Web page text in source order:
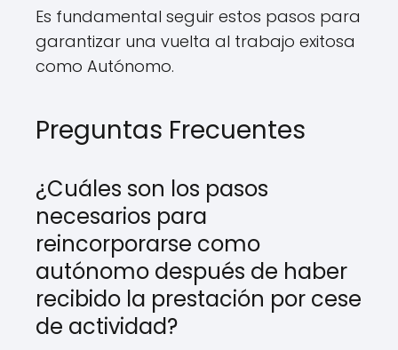
Es fundamental seguir estos pasos para
garantizar una vuelta al trabajo exitosa
como Autónomo.
Preguntas Frecuentes
¿Cuáles son los pasos
necesarios para
reincorporarse como
autónomo después de haber
recibido la prestación por cese
de actividad?